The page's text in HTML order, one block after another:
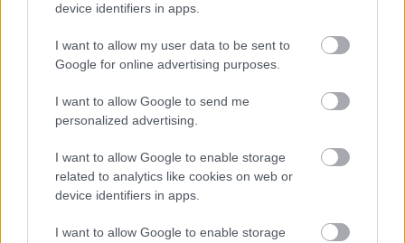
device identifiers in apps.
I want to allow my user data to be sent to
Google for online advertising purposes.
I want to allow Google to send me
personalized advertising.
I want to allow Google to enable storage
related to analytics like cookies on web or
device identifiers in apps.
I want to allow Google to enable storage
műemlékfelújítás műemlék restaurálás
megújul a tatai Angolkert